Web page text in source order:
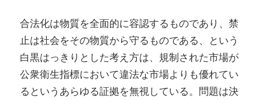
合法化は物質を全面的に容認するものであり、禁
止は社会をその物質から守るものである、という
白黒はっきりとした考え方は、規制された市場が
公衆衛生指標において違法な市場よりも優れてい
るというあらゆる証拠を無視している。問題は決